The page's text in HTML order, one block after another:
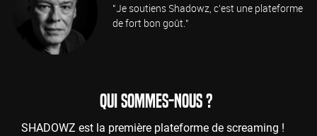
"Je soutiens Shadowz, c'est une plateforme
de fort bon goût."
QUI SOMMES-NOUS ?
SHADOWZ est la première plateforme de screaming !